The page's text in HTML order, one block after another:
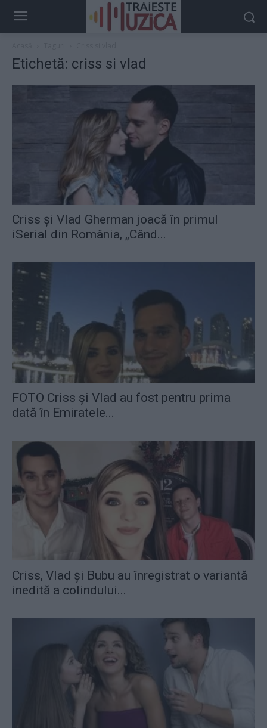
Etichetă: criss si vlad
Criss şi Vlad Gherman joacă în primul
iSerial din România, „Când...
FOTO Criss și Vlad au fost pentru prima
dată în Emiratele...
Criss, Vlad și Bubu au înregistrat o variantă
inedită a colindului...